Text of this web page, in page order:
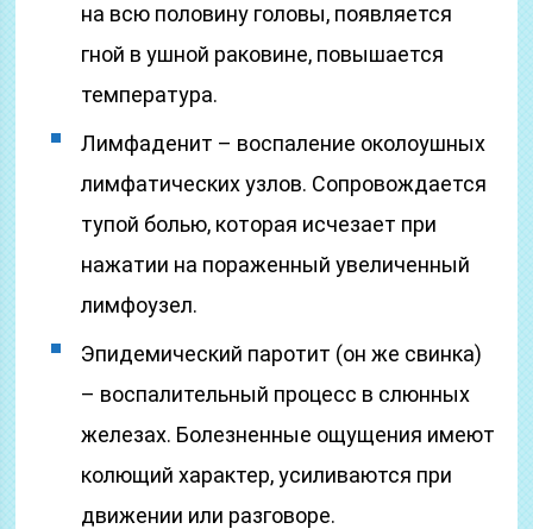
на всю половину головы, появляется
гной в ушной раковине, повышается
температура.
Лимфаденит – воспаление околоушных
лимфатических узлов. Сопровождается
тупой болью, которая исчезает при
нажатии на пораженный увеличенный
лимфоузел.
Эпидемический паротит (он же свинка)
– воспалительный процесс в слюнных
железах. Болезненные ощущения имеют
колющий характер, усиливаются при
движении или разговоре.